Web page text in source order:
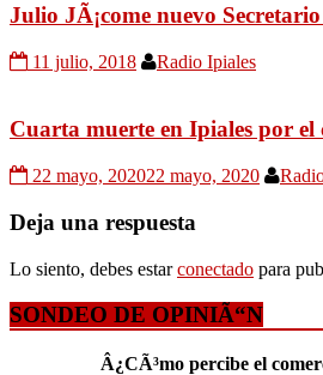
Julio JÃ¡come nuevo
11 julio, 2018 Radio Ipiales
Cuarta muerte en Ipiales por
22 mayo, 202022 mayo, 2020
Deja una respuesta
Lo siento, debes estarconectado para
SONDEO DE OPINIÃ“N
Â¿CÃ³mo percibe el